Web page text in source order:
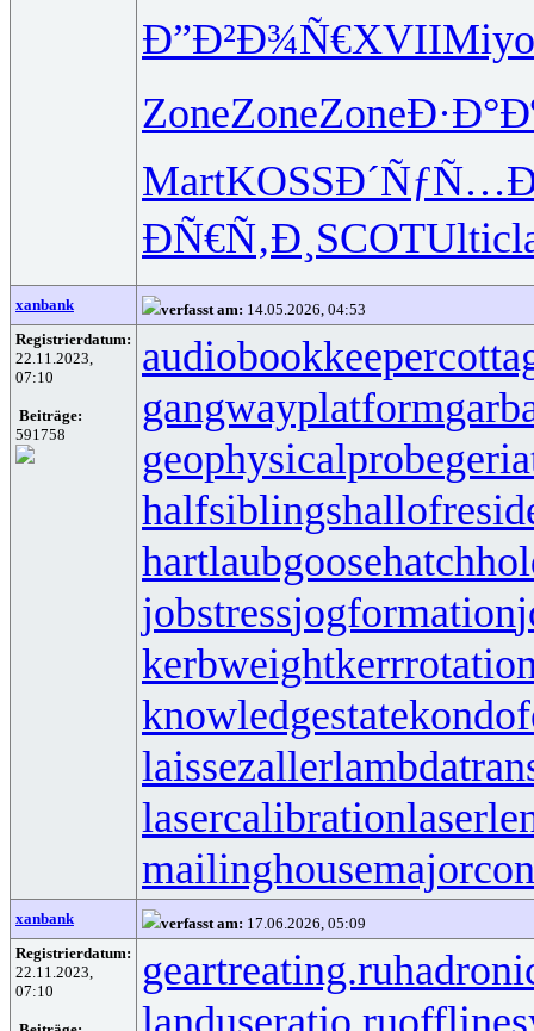
Ð”Ð²Ð¾Ñ€XVIIMiyo
ZoneZoneZone
MartKOSS
ÐÑ€Ñ‚Ð¸ SCOTUlti
xanbank verfasst am: 14.05.2026, 04:53
Registrierdatum:
22.11.2023,
07:10
Beiträge:
591758
audiobookkeeper
gangwayplatform
geophysicalprobe
halfsiblings
hartlaubgoose
jobstressjogformation
kerbweight
knowledgestate
laissezaller
lasercalibration
mailinghouse
xanbank verfasst am: 17.06.2026, 05:09
Registrierdatum:
22.11.2023,
07:10
geartreating.ru
landuseratio.ru